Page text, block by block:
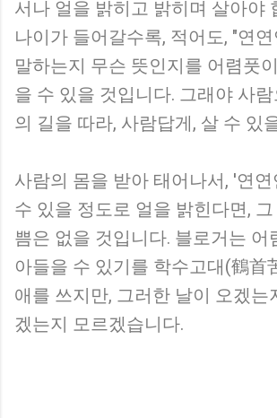
서나 얼을 밝히고 밝히며 살아야
나이가 들어갈수록, 적어도, "연
말하는지 무슨 뜻인지를 어렴풋
을 수 있을 것입니다. 그래야 사
의 길을 따라, 사람답게, 살 수 있
사람의 몸을 받아 태어나서, '연
수 있을 정도로 얼을 밝힌다면,
쁨은 없을 것입니다. 블로거는 어
아들을 수 있기를 학수고대(鶴首
애를 쓰지만, 그러한 날이 오겠는
겠는지 모르겠습니다.